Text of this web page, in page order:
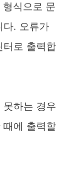
식으로 문
다. 오류가
터로 출력합
못하는 경우
때에 출력할